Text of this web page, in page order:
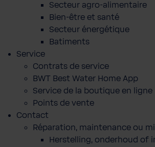
Secteur agro-alimentaire
Bien-être et santé
Secteur énergétique
Batiments
Service
Contrats de service
BWT Best Water Home App
Service de la boutique en ligne
Points de vente
Contact
Réparation, maintenance ou
Herstelling, onderhoud of